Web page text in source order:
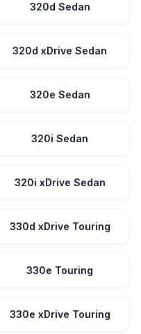
320d Sedan
320d xDrive Sedan
320e Sedan
320i Sedan
320i xDrive Sedan
330d xDrive Touring
330e Touring
330e xDrive Touring